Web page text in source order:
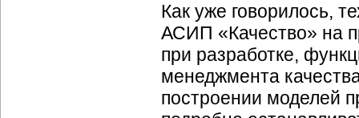
Как уже говорилось,
АСИП «Качество» на
при разработке,
менеджмента
построении моделей